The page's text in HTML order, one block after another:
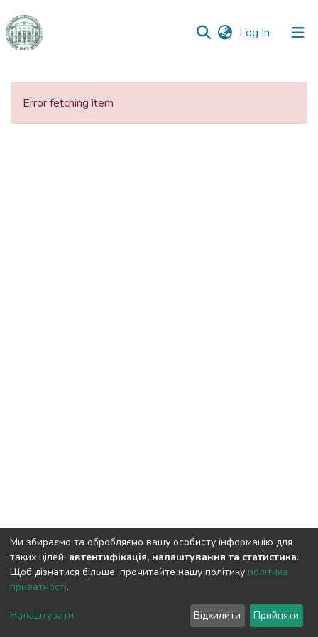
Log In (current)
Communities
Error fetching item
DSpace software copyright © 2009-2026 LYRASIS
End User Agreement
Ми збираємо та обробляємо вашу особисту інформацію для
таких цілей: автентифікація, налаштування та статистика.
Щоб дізнатися більше, прочитайте нашу політику політика
приватності.
Налаштувати Відхилити Прийняти